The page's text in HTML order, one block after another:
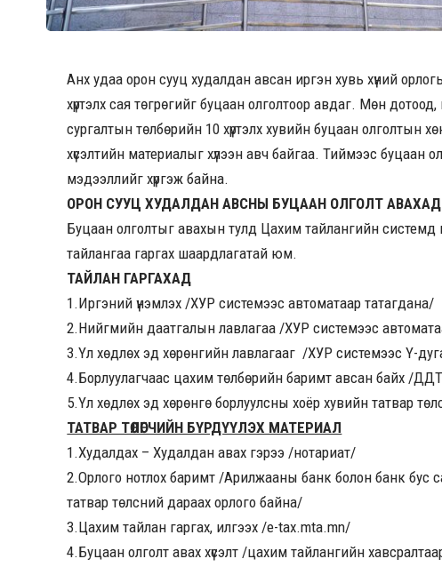
Анх удаа орон сууц худалдан авсан иргэн хувь хүний
хүртэлх сая төгрөгийг буцаан олголтоор авдаг. Мөн
сургалтын төлбөрийн 10 хүртэлх хувийн буцаан олголтын
хүсэлтийн материалыг хүлээн авч байгаа. Тиймээс буцаан
мэдээллийг хүргэж байна.
ОРОН СУУЦ ХУДАЛДАН АВСНЫ БУЦААН ОЛГОЛТ АВАХАД
Буцаан олголтыг авахын тулд Цахим тайлангийн
тайлангаа гаргах шаардлагатай юм.
ТАЙЛАН ГАРГАХАД
1.Иргэний үнэмлэх /ХУР системээс автоматаар татагдана/
2.Нийгмийн даатгалын лавлагаа /ХУР системээс
3.Үл хөдлөх эд хөрөнгийн лавлагааг /ХУР системээс Ү-
4.Борлуулагчаас цахим төлбөрийн баримт авсан байх /
5.Үл хөдлөх эд хөрөнгө борлуулсны хоёр хувийн татвар
ТАТВАР ТӨЛӨГЧИЙН БҮРДҮҮЛЭХ МАТЕРИАЛ
1.Худалдах – Худалдан авах гэрээ /нотариат/
2.Орлого нотлох баримт /Арилжааны банк болон банк бус
татвар төлсний дараах орлого байна/
3.Цахим тайлан гаргах, илгээх /e-tax.mta.mn/
4.Буцаан олголт авах хүсэлт /цахим тайлангийн